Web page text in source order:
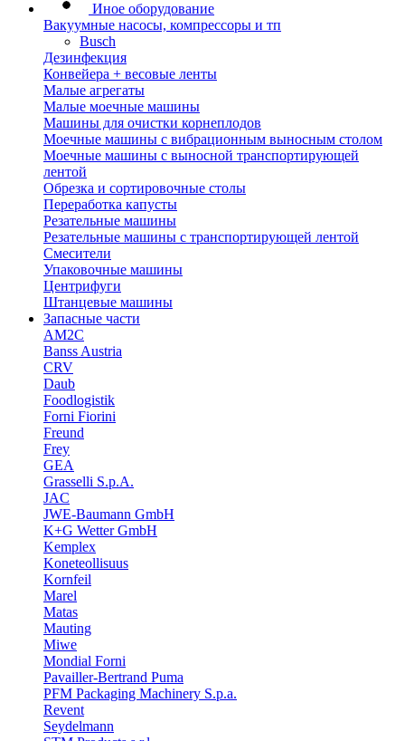
Иное оборудование
Вакуумные насосы, компрессоры и тп
Busch
Дезинфекция
Конвейера + весовые ленты
Малые агрегаты
Малые моечные машины
Машины для очистки корнеплодов
Моечные машины с вибрационным выносным столом
Моечные машины с выносной транспортирующей
лентой
Обрезка и сортировочные столы
Переработка капусты
Резательные машины
Резательные машины с транспортирующей лентой
Смесители
Упаковочные машины
Центрифуги
Штанцевые машины
Запасные части
AM2C
Banss Austria
CRV
Daub
Foodlogistik
Forni Fiorini
Freund
Frey
GEA
Grasselli S.p.A.
JAC
JWE-Baumann GmbH
K+G Wetter GmbH
Kemplex
Koneteollisuus
Kornfeil
Marel
Matas
Mauting
Miwe
Mondial Forni
Pavailler-Bertrand Puma
PFM Packaging Machinery S.p.a.
Revent
Seydelmann